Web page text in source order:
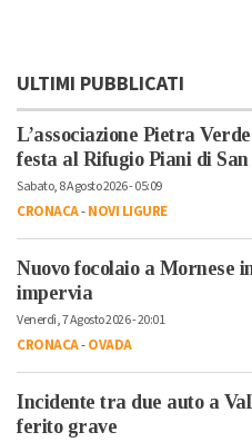
ULTIMI PUBBLICATI
L’associazione Pietra
festa al Rifugio Piani di
Sabato, 8 Agosto 2026 - 05:09
CRONACA-NOVI LIGURE
Nuovo focolaio a Mornese
impervia
Venerdì, 7 Agosto 2026 - 20:01
CRONACA-OVADA
Incidente tra due auto a
ferito grave